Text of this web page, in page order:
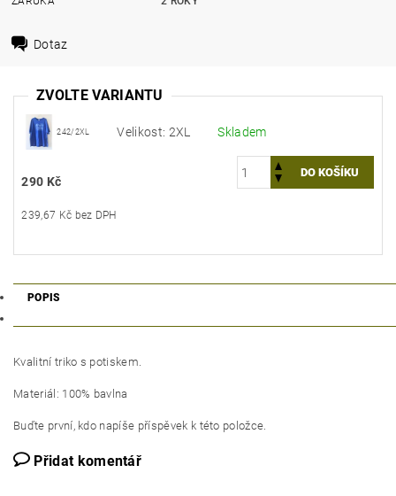
Dotaz
ZVOLTE VARIANTU
242/2XL Velikost: 2XL Skladem
290 Kč
239,67 Kč bez DPH
POPIS
Kvalitní triko s potiskem.
Materiál: 100% bavlna
Buďte první, kdo napíše příspěvek k této položce.
Přidat komentář